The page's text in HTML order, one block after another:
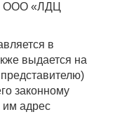
ООО «ЛДЦ
в
выдается на
законному
им адрес